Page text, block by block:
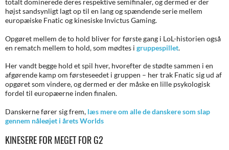
totalt dominerede deres respektive semifinaler, og dermed er der
højst sandsynligt lagt op til en lang og spændende serie mellem
europæiske Fnatic og kinesiske Invictus Gaming.
Opgøret mellem de to hold bliver for første gang i LoL-historien også
en rematch mellem to hold, som mødtes i gruppespillet.
Her vandt begge hold et spil hver, hvorefter de stødte sammen i en
afgørende kamp om førsteseedet i gruppen – her trak Fnatic sig ud af
opgøret som vindere, og dermed er der måske en lille psykologisk
fordel til europæerne inden finalen.
Danskerne fører sig frem, læs mere om alle de danskere som slap
gennem nåleøjet i årets Worlds
KINESERE FOR MEGET FOR G2